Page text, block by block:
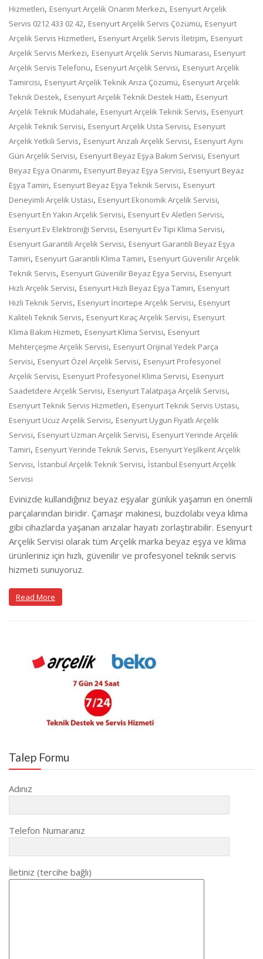
Hizmetleri, Esenyurt Arçelik Onarım Merkezi, Esenyurt Arçelik
Servis 0212 433 02 42, Esenyurt Arçelik Servis Çözümü, Esenyurt
Arçelik Servis Hizmetleri, Esenyurt Arçelik Servis İletişim, Esenyurt
Arçelik Servis Merkezi, Esenyurt Arçelik Servis Numarası, Esenyurt
Arçelik Servis Telefonu, Esenyurt Arçelik Servisi, Esenyurt Arçelik
Tamircisi, Esenyurt Arçelik Teknik Arıza Çözümü, Esenyurt Arçelik
Teknik Destek, Esenyurt Arçelik Teknik Destek Hattı, Esenyurt
Arçelik Teknik Müdahale, Esenyurt Arçelik Teknik Servis, Esenyurt
Arçelik Teknik Servisi, Esenyurt Arçelik Usta Servisi, Esenyurt
Arçelik Yetkili Servis, Esenyurt Arızalı Arçelik Servisi, Esenyurt Aynı
Gün Arçelik Servisi, Esenyurt Beyaz Eşya Bakım Servisi, Esenyurt
Beyaz Eşya Onarımı, Esenyurt Beyaz Eşya Servisi, Esenyurt Beyaz
Eşya Tamiri, Esenyurt Beyaz Eşya Teknik Servisi, Esenyurt
Deneyimli Arçelik Ustası, Esenyurt Ekonomik Arçelik Servisi,
Esenyurt En Yakın Arçelik Servisi, Esenyurt Ev Aletleri Servisi,
Esenyurt Ev Elektroniği Servisi, Esenyurt Ev Tipi Klima Servisi,
Esenyurt Garantili Arçelik Servisi, Esenyurt Garantili Beyaz Eşya
Tamiri, Esenyurt Garantili Klima Tamiri, Esenyurt Güvenilir Arçelik
Teknik Servis, Esenyurt Güvenilir Beyaz Eşya Servisi, Esenyurt
Hızlı Arçelik Servisi, Esenyurt Hızlı Beyaz Eşya Tamiri, Esenyurt
Hızlı Teknik Servis, Esenyurt İncirtepe Arçelik Servisi, Esenyurt
Kaliteli Teknik Servis, Esenyurt Kıraç Arçelik Servisi, Esenyurt
Klima Bakım Hizmeti, Esenyurt Klima Servisi, Esenyurt
Mehterçeşme Arçelik Servisi, Esenyurt Orijinal Yedek Parça
Servisi, Esenyurt Özel Arçelik Servisi, Esenyurt Profesyonel
Arçelik Servisi, Esenyurt Profesyonel Klima Servisi, Esenyurt
Saadetdere Arçelik Servisi, Esenyurt Talatpaşa Arçelik Servisi,
Esenyurt Teknik Servis Hizmetleri, Esenyurt Teknik Servis Ustası,
Esenyurt Ucuz Arçelik Servisi, Esenyurt Uygun Fiyatlı Arçelik
Servisi, Esenyurt Uzman Arçelik Servisi, Esenyurt Yerinde Arçelik
Tamiri, Esenyurt Yerinde Teknik Servis, Esenyurt Yeşilkent Arçelik
Servisi, İstanbul Arçelik Teknik Servisi, İstanbul Esenyurt Arçelik
Servisi
Evinizde kullandığınız beyaz eşyalar günlük yaşamın en önemli
parçalarından biridir. Çamaşır makinesi, buzdolabı veya klima
gibi cihazlarda yaşanan arızalar hayatı zorlaştırabilir. Esenyurt
Arçelik Servisi olarak tüm Arçelik marka beyaz eşya ve klima
ürünleriniz için hızlı, güvenilir ve profesyonel teknik servis
hizmeti sunuyoruz.
Read More
Talep Formu
Adınız
Telefon Numaranız
İletiniz (tercihe bağlı)